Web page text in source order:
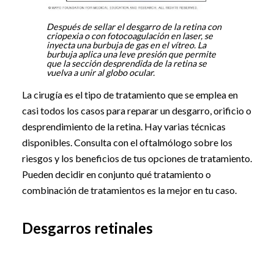
Después de sellar el desgarro de la retina con
criopexia o con fotocoagulación en laser, se
inyecta una burbuja de gas en el vítreo. La
burbuja aplica una leve presión que permite
que la sección desprendida de la retina se
vuelva a unir al globo ocular.
La cirugía es el tipo de tratamiento que se emplea en
casi todos los casos para reparar un desgarro, orificio o
desprendimiento de la retina. Hay varias técnicas
disponibles. Consulta con el oftalmólogo sobre los
riesgos y los beneficios de tus opciones de tratamiento.
Pueden decidir en conjunto qué tratamiento o
combinación de tratamientos es la mejor en tu caso.
Desgarros retinales